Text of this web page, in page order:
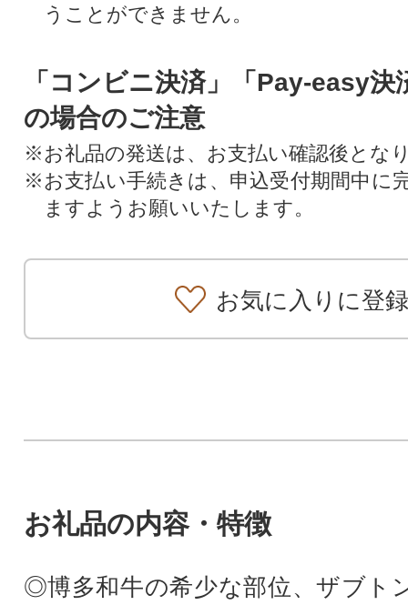
うことができません。
「コンビニ決済」「Pay-easy決
の場合のご注意
※お礼品の発送は、お支払い確認後とな
※お支払い手続きは、申込受付期間中に
ますようお願いいたします。
お気に入りに登録
お礼品の内容・特徴
◎博多和牛の希少な部位、ザブト